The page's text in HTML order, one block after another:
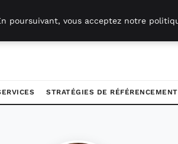
STRATÉGIES DE RÉFÉRENCEMENT
poursuivant, vous acceptez notre